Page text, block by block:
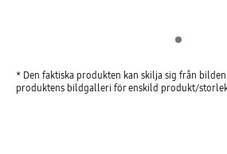
* Den faktiska produkten kan skilja sig från
produktens bildgalleri för enskild produkt/